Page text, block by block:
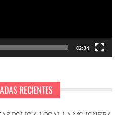
02:34
RECIENTES